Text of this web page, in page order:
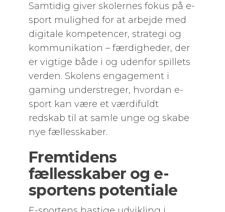
Samtidig giver skolernes fokus på e-
sport mulighed for at arbejde med
digitale kompetencer, strategi og
kommunikation – færdigheder, der
er vigtige både i og udenfor spillets
verden. Skolens engagement i
gaming understreger, hvordan e-
sport kan være et værdifuldt
redskab til at samle unge og skabe
nye fællesskaber.
Fremtidens
fællesskaber og e-
sportens potentiale